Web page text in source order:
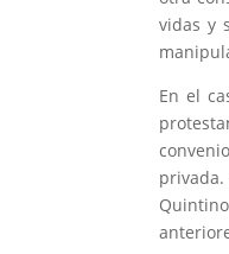
vidas y
En el
privada.